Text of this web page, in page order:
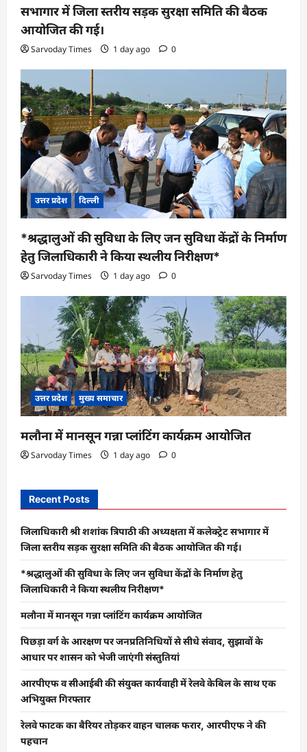
सभागार में जिला स्तरीय सड़क सुरक्षा समिति की बैठक
आयोजित की गई।
Sarvoday Times 1 day ago 0
उत्तर प्रदेश दिल्ली
*श्रद्धालुओं की सुविधा के लिए जन सुविधा केंद्रों के निर्माण
हेतु जिलाधिकारी ने किया स्थलीय निरीक्षण*
Sarvoday Times 1 day ago 0
उत्तर प्रदेश मुख्य समाचार
मलौना में मानसून गन्ना प्लांटिंग कार्यक्रम आयोजित
Sarvoday Times 1 day ago 0
Recent Posts
जिलाधिकारी श्री शशांक त्रिपाठी की अध्यक्षता में कलेक्ट्रेट सभागार में
जिला स्तरीय सड़क सुरक्षा समिति की बैठक आयोजित की गई।
*श्रद्धालुओं की सुविधा के लिए जन सुविधा केंद्रों के निर्माण हेतु
जिलाधिकारी ने किया स्थलीय निरीक्षण*
मलौना में मानसून गन्ना प्लांटिंग कार्यक्रम आयोजित
पिछड़ा वर्ग के आरक्षण पर जनप्रतिनिधियों से सीधे संवाद, सुझावों के
आधार पर शासन को भेजी जाएंगी संस्तुतियां
आरपीएफ व सीआईबी की संयुक्त कार्यवाही में रेलवे केबिल के साथ एक
अभियुक्त गिरफ्तार
रेलवे फाटक का बैरियर तोड़कर वाहन चालक फरार, आरपीएफ ने की
पहचान